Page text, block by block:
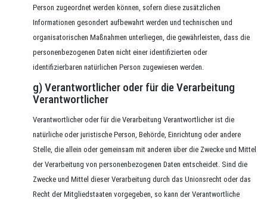
Person zugeordnet werden können, sofern diese zusätzlichen
Informationen gesondert aufbewahrt werden und technischen und
organisatorischen Maßnahmen unterliegen, die gewährleisten, dass die
personenbezogenen Daten nicht einer identifizierten oder
identifizierbaren natürlichen Person zugewiesen werden.
g) Verantwortlicher oder für die Verarbeitung
Verantwortlicher
Verantwortlicher oder für die Verarbeitung Verantwortlicher ist die
natürliche oder juristische Person, Behörde, Einrichtung oder andere
Stelle, die allein oder gemeinsam mit anderen über die Zwecke und Mittel
der Verarbeitung von personenbezogenen Daten entscheidet. Sind die
Zwecke und Mittel dieser Verarbeitung durch das Unionsrecht oder das
Recht der Mitgliedstaaten vorgegeben, so kann der Verantwortliche